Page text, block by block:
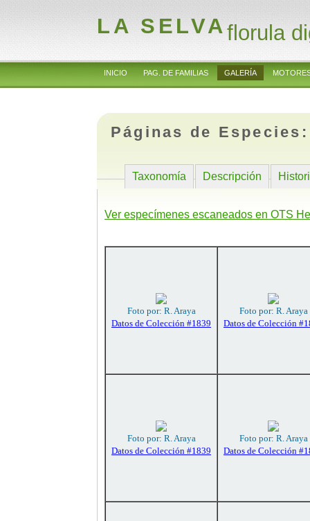
LA SELVAflorula
INICIO PAG. DE FAMILIAS GALERÍA
Páginas de
Taxonomía Descripción
Ver especímenes escaneados en OTS
Foto por: R. Araya
Datos de Colección #1839
Foto por: R. Araya
Datos de Colección
Foto por: R. Araya
Datos de Colección #1839
Foto por: R. Araya
Datos de Colección